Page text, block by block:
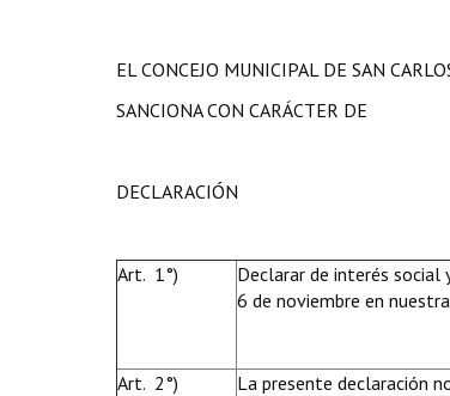
EL CONCEJO MUNICIPAL DE SAN
SANCIONA CON CARÁCTER DE
DECLARACIÓN
Art. 1°)
Declarar de interés social
6 de noviembre en
Art. 2°)
La presente declaración